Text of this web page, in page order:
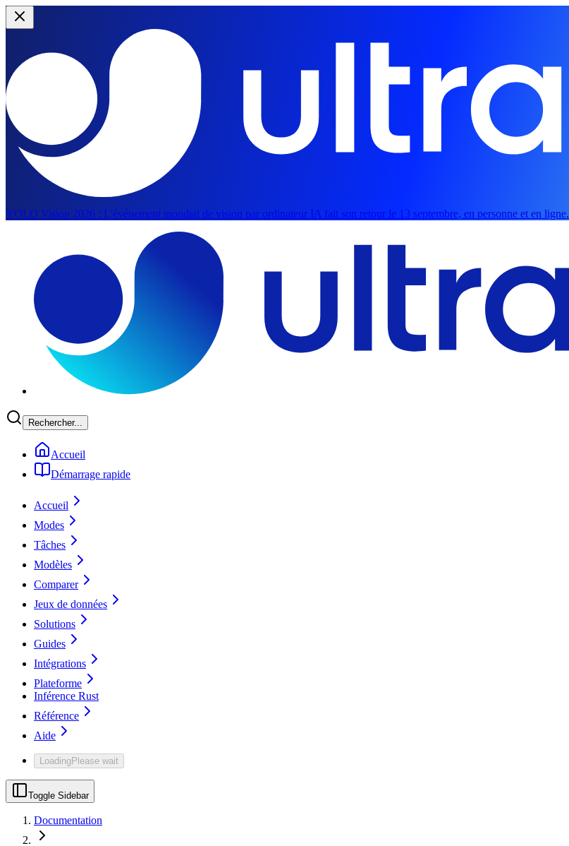
YOLO Vision 2026 : L'événement mondial de vision par ordinateur IA fait son retour le 13 septembre, en personne et en ligne.
Rechercher...
Accueil
Démarrage rapide
Accueil
Modes
Tâches
Modèles
Comparer
Jeux de données
Solutions
Guides
Intégrations
Plateforme
Inférence Rust
Référence
Aide
LoadingPlease wait
Toggle Sidebar
Documentation